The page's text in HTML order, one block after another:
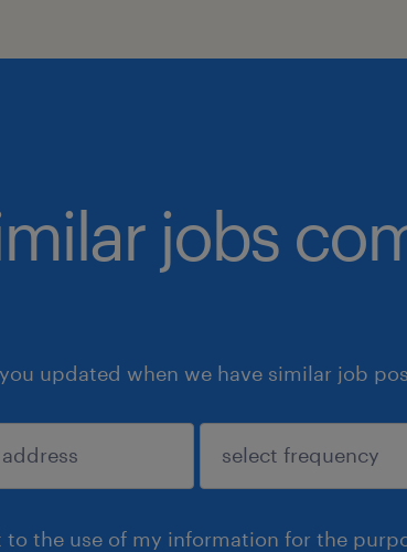
jobs
updated when we have similar job
to the use of my information for the